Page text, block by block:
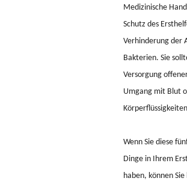
Medizinische
Schutz des
Verhinderung der
Bakterien. Sie
Versorgung
Umgang mit Blut
Wenn Sie diese
Dinge in Ihrem
haben, können